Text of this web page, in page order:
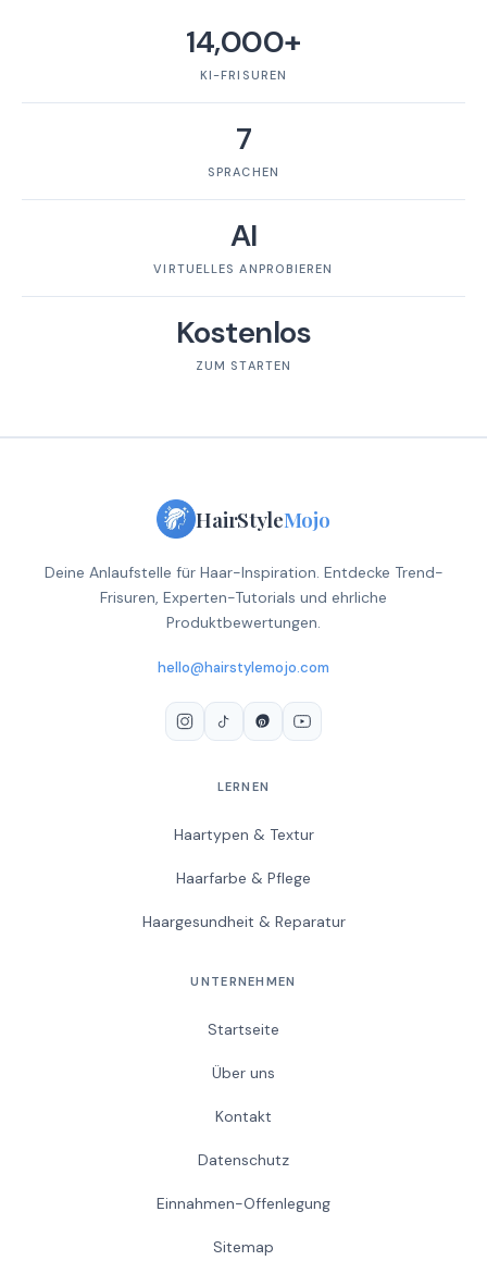
14,000+
KI-FRISUREN
7
SPRACHEN
AI
VIRTUELLES ANPROBIEREN
Kostenlos
ZUM STARTEN
HairStyleMojo
Deine Anlaufstelle für Haar-Inspiration. Entdecke Trend-
Frisuren, Experten-Tutorials und ehrliche
Produktbewertungen.
hello@hairstylemojo.com
LERNEN
Haartypen & Textur
Haarfarbe & Pflege
Haargesundheit & Reparatur
UNTERNEHMEN
Startseite
Über uns
Kontakt
Datenschutz
Einnahmen-Offenlegung
Sitemap